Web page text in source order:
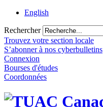
English
Rechercher
Trouvez votre section locale
S’abonner à nos cyberbulletins
Connexion
Bourses d'études
Coordonnées